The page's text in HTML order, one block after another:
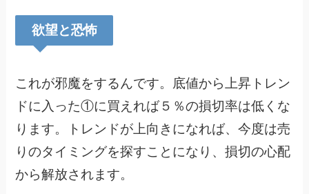
欲望と恐怖
これが邪魔をするんです。底値から上昇トレン
ドに入った①に買えれば５％の損切率は低くな
ります。トレンドが上向きになれば、今度は売
りのタイミングを探すことになり、損切の心配
から解放されます。